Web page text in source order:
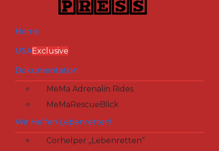
Home
USAExclusive
Dokumentation
MeMa Adrenalin Rides
MeMaRescueBlick
Wir Helfen Lebenretten!
Corhelper „Lebenretten“